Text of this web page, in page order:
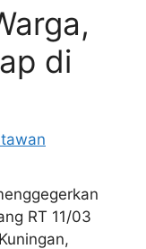
di
RT 11/03